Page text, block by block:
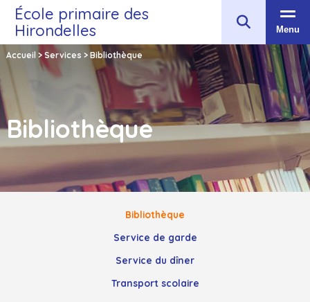
École primaire des
Hirondelles
Menu
Accueil > Services > Bibliothèque
Bibliothèque
Bibliothèque
Service de garde
Service du dîner
Transport scolaire